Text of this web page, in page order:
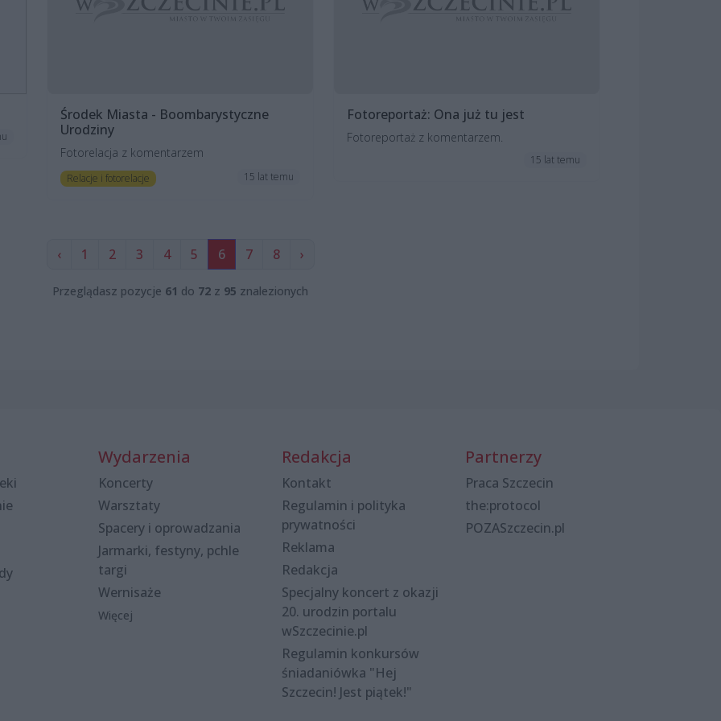
Środek Miasta - Boombarystyczne
Urodziny
Fotorelacja z komentarzem
Relacje i fotorelacje 15 lat temu
Fotoreportaż: Ona już tu jest
Fotoreportaż z komentarzem.
15 lat temu
‹ 1 2 3 4 5 6 7 8 ›
Przeglądasz pozycje 61 do 72 z 95 znalezionych
Wydarzenia
Koncerty
Warsztaty
Spacery i oprowadzania
Jarmarki, festyny, pchle
targi
Wernisaże
Więcej
Redakcja
Kontakt
Regulamin i polityka
prywatności
Reklama
Redakcja
Specjalny koncert z okazji
20. urodzin portalu
wSzczecinie.pl
Regulamin konkursów
śniadaniówka "Hej
Szczecin! Jest piątek!"
Partnerzy
Praca Szczecin
the:protocol
POZASzczecin.pl